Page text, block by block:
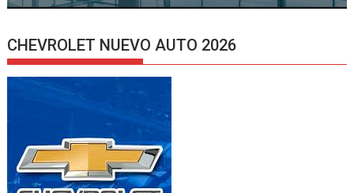
CHEVROLET NUEVO AUTO 2026